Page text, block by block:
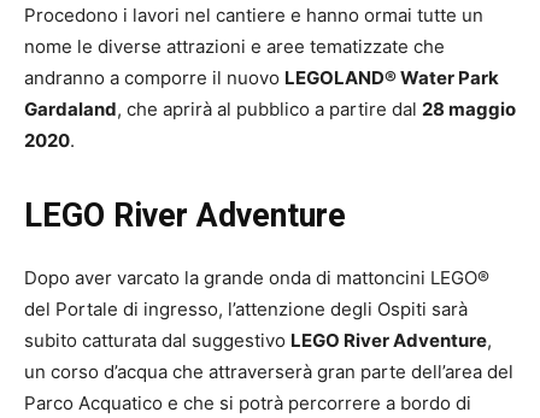
Procedono i lavori nel cantiere e hanno ormai tutte un
nome le diverse attrazioni e aree tematizzate che
andranno a comporre il nuovo LEGOLAND® Water Park
Gardaland, che aprirà al pubblico a partire dal 28 maggio
2020.
LEGO River Adventure
Dopo aver varcato la grande onda di mattoncini LEGO®
del Portale di ingresso, l’attenzione degli Ospiti sarà
subito catturata dal suggestivo LEGO River Adventure,
un corso d’acqua che attraverserà gran parte dell’area del
Parco Acquatico e che si potrà percorrere a bordo di